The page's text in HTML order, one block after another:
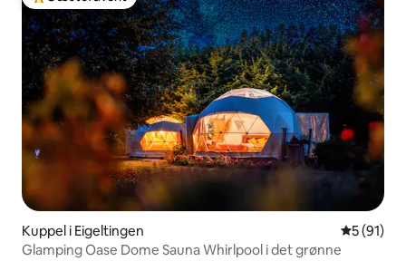
Bedste gæstefavorit
Kuppel i Eigeltingen 5 ud af 5 i
5 (91)
Glamping Oase Dome Sauna Whirlpool i det grønne